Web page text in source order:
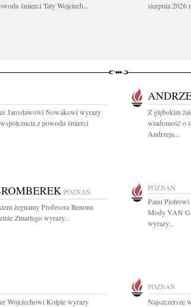
śmierci Taty Wojciech...
sierpnia 2026
Jarosławowi Nowakowi wyrazy
z powodu śmierci
Z głębokim
wiadomość o
Andrzeja...
POZNAŃ
żegnamy Profesora Benona
Zmarłego wyrazy...
POZNAŃ
Panu
Mody VAN
wyrazy...
Wojciechowi Kołpie wyrazy
POZNAŃ
Najszczersze